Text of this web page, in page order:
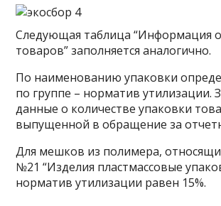
Следующая таблица “Информация
товаров” заполняется аналогично.
По наименованию упаковки
по группе – норматив утилизации.
данные о количестве упаковки
выпущенной в обращение за
Для мешков из полимера,
№21 “Изделия пластмассовые
норматив утилизации равен 15%.